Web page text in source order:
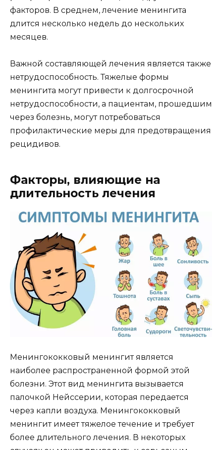
факторов. В среднем, лечение менингита
длится несколько недель до нескольких
месяцев.
Важной составляющей лечения является также
нетрудоспособность. Тяжелые формы
менингита могут привести к долгосрочной
нетрудоспособности, а пациентам, прошедшим
через болезнь, могут потребоваться
профилактические меры для предотвращения
рецидивов.
Факторы, влияющие на
длительность лечения
Менингококковый менингит является
наиболее распространенной формой этой
болезни. Этот вид менингита вызывается
палочкой Нейссерии, которая передается
через капли воздуха. Менингококковый
менингит имеет тяжелое течение и требует
более длительного лечения. В некоторых